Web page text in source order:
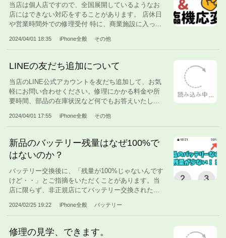
当店は個人店ですので、全国展開しているようなお
店にはできない対応をすることがあります。 店休日
や営業時間外での修理受付 特に、商業施設に入っ...
2024/04/01 18:35 iPhone全般 その他
LINEの友だち追加について
当店のLINE公式アカウントを友だち追加して、お気
軽にお問い合わせください。修理にかかる料金や所
要時間、部品の在庫状況など何でもお答えいたし...
2024/04/01 17:55 iPhone全般 その他
新品のバッテリー残量はなぜ100%で
はないのか？
バッテリー交換後に、「残量が100%じゃないんです
けど・・」とご指摘をいただくことがあります。当
店に限らず、非正規店にてバッテリー交換された...
2024/02/25 19:22 iPhone全般 バッテリー
修理の見学、できます。